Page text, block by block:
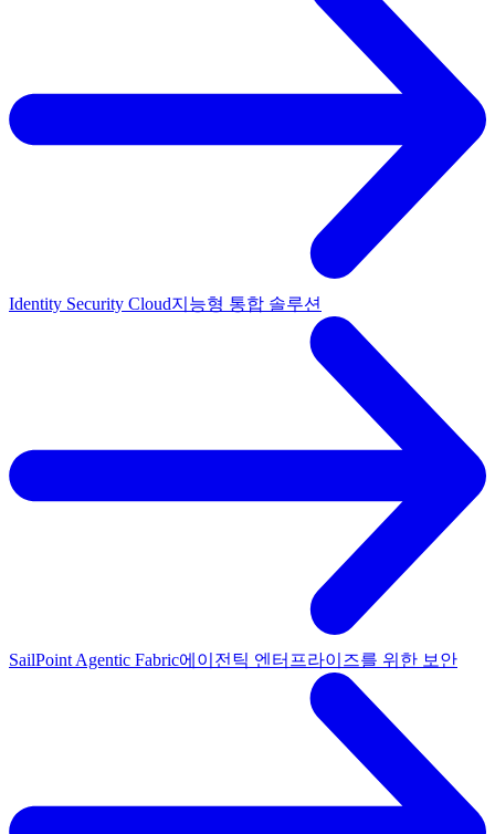
Identity Security Cloud지능형 통합 솔루션
SailPoint Agentic Fabric에이전틱 엔터프라이즈를 위한 보안